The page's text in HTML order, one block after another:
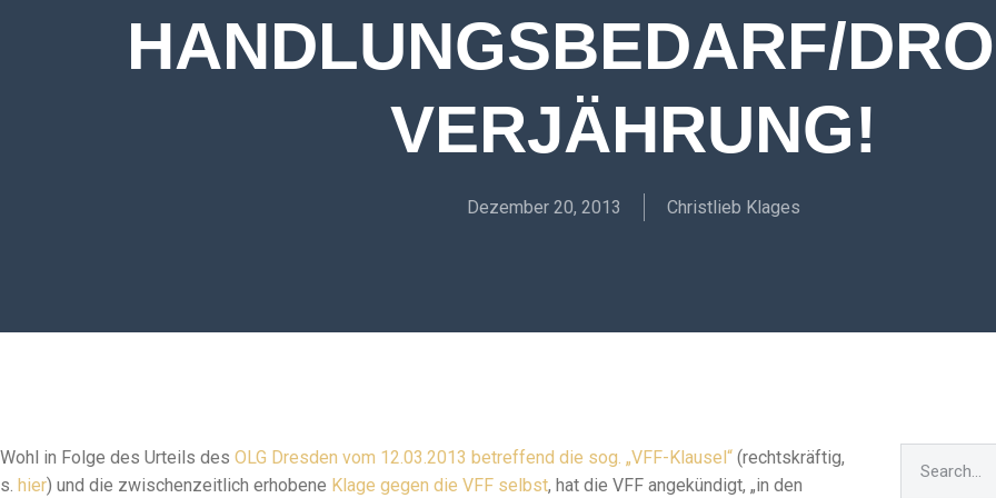
HANDLUNGSBEDARF/
VERJÄHRUNG!
Dezember 20, 2013 Christlieb Klages
Wohl in Folge des Urteils des OLG Dresden vom 12.03.2013 betreffend die sog. „VFF-Klausel“ (rechtskräftig,
s. hier) und die zwischenzeitlich erhobene Klage gegen die VFF selbst, hat die VFF angekündigt, „in den